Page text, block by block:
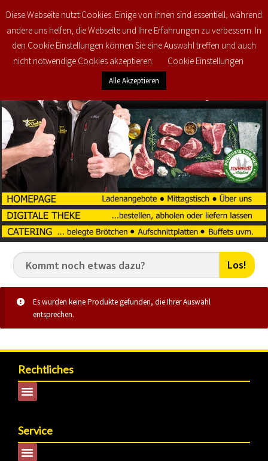
€ 0,00 0
Los!
Es wurden keine Produkte gefunden, die Ihrer Auswahl
entsprechen.
Rechtliches
Service
Diese Webseite nutzt Cookies. Einige von ihnen sind essentiell, während
andere uns helfen, die Webseite und Ihre Erfahrungen zu verbessern. In
den Cookie Einstellungen können Sie eine Auswahl treffen und auch
nicht notwendige Cookies akzeptieren.
Cookie Einstellungen
Alle Akzeptieren